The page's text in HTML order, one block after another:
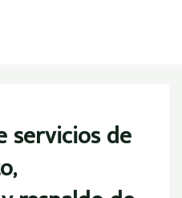
servicios de